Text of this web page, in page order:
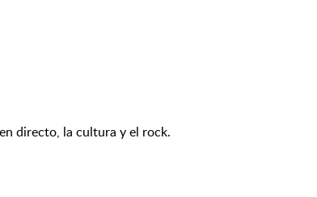
directo, la cultura y el rock.